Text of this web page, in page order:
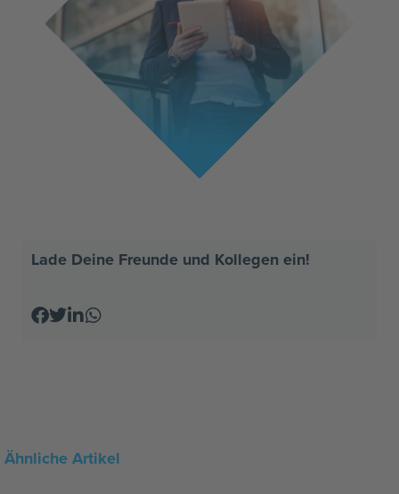
Lade Deine Freunde und Kollegen ein!
Ähnliche Artikel